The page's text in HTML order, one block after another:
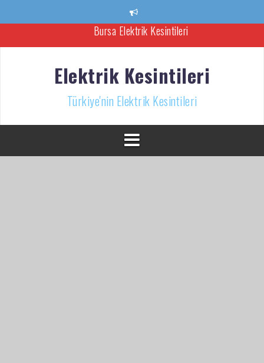
Ankara Elektrik Kesintisi
İzmir Elektrik Kesintisi
Bursa Elektrik Kesintileri
Elektrik Kesintileri
Türkiye'nin Elektrik Kesintileri